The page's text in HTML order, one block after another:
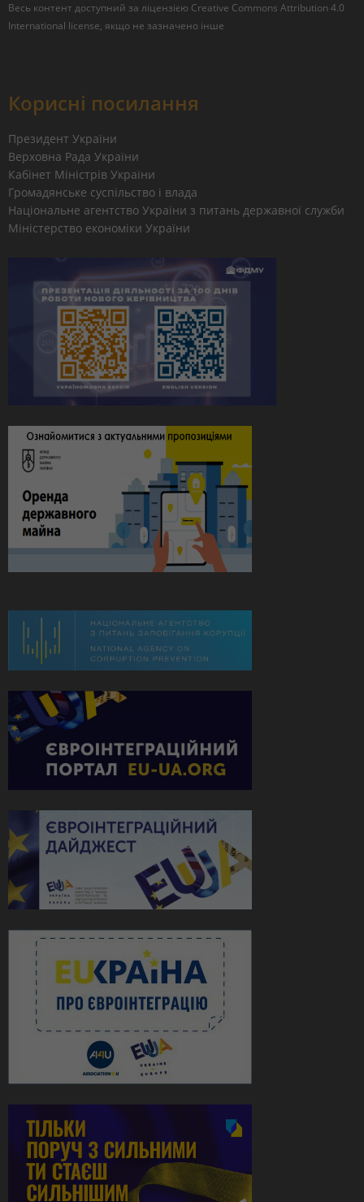
Весь контент доступний за ліцензією Creative Commons Attribution 4.0
International license, якщо не зазначено інше
Корисні посилання
Президент України
Верховна Рада України
Кабінет Міністрів України
Громадянське суспільство і влада
Національне агентство України з питань державної служби
Міністерство економіки України